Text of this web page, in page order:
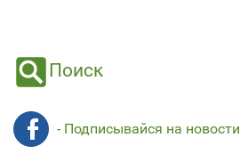
Поиск
- Подписывайся на новости